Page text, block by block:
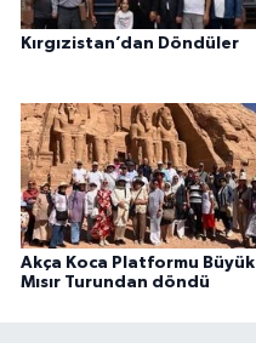
Kırgızistan’dan Döndüler
Akça Koca Platformu Büyük
Mısır Turundan döndü